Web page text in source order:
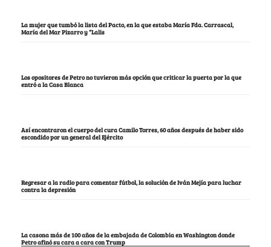
La mujer que tumbó la lista del Pacto, en la que estaba María Fda. Carrascal,
María del Mar Pizarro y “Lalis
Los opositores de Petro no tuvieron más opción que criticar la puerta por la que
entró a la Casa Blanca
Así encontraron el cuerpo del cura Camilo Torres, 60 años después de haber sido
escondido por un general del Ejército
Regresar a la radio para comentar fútbol, la solución de Iván Mejía para luchar
contra la depresión
La casona más de 100 años de la embajada de Colombia en Washington donde
Petro afinó su cara a cara con Trump